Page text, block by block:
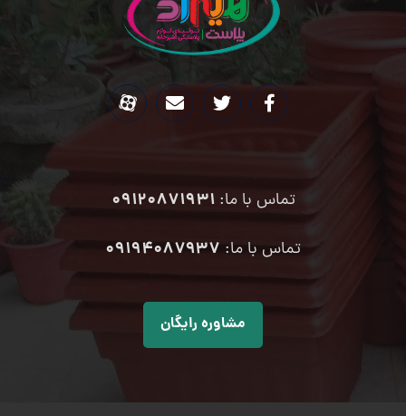
تماس با ما:09120871931
تماس با ما: ۰۹۱۹۴۰۸۷۹۳۷
مشاوره رایگان